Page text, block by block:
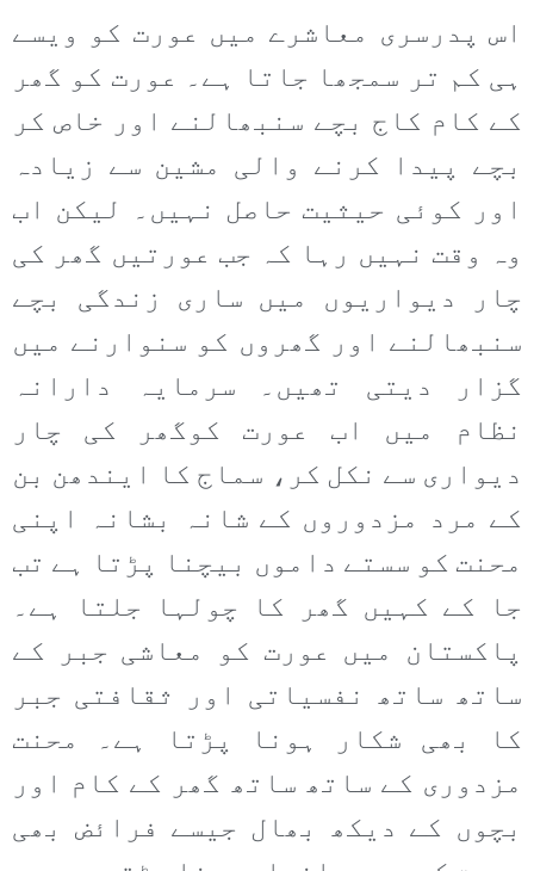
اس پدرسری معاشرے میں عورت کو ویسے
ہی کم تر سمجھا جاتا ہے۔ عورت کو گھر
کے کام کاج بچے سنبھالنے اور خاص کر
بچے پیدا کرنے والی مشین سے زیادہ
اور کوئی حیثیت حاصل نہیں۔ لیکن اب
وہ وقت نہیں رہا کہ جب عورتیں گھر کی
چار دیواریوں میں ساری زندگی بچے
سنبھالنے اور گھروں کو سنوارنے میں
گزار دیتی تھیں۔ سرمایہ دارانہ
نظام میں اب عورت کوگھر کی چار
دیواری سے نکل کر، سماج کا ایندھن بن
کے مرد مزدوروں کے شانہ بشانہ اپنی
محنت کو سستے داموں بیچنا پڑتا ہے تب
جا کے کہیں گھر کا چولہا جلتا ہے۔
پاکستان میں عورت کو معاشی جبر کے
ساتھ ساتھ نفسیاتی اور ثقافتی جبر
کا بھی شکار ہونا پڑتا ہے۔ محنت
مزدوری کے ساتھ ساتھ گھر کے کام اور
بچوں کے دیکھ بھال جیسے فرائض بھی